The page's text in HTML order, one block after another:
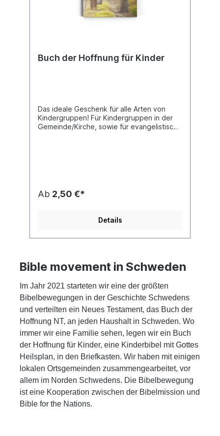
Partager l'Évangile de Jésus est une
excellente ressource pour les personnes
Buch der Hoffnung für Kinder
Das ideale Geschenk für alle Arten von
Kindergruppen! Für Kindergruppen in der
Gemeinde/Kirche, sowie für evangelistische
Jesaja über den kommenden Messias.
Jesus: wer er war, was er tat und was er
lehrte (Gleichnisse), sein Tod und seine
ausgeführt. Dazu gibt es ausgewählte
Es hat 144 Seiten. „Das Buch von Jesus“
eignet sich für Kinder von 6 bis 13 Jahren.
Auch für Teenager oder Erwachsene, die
Schwierigkeiten mit dem Lesen haben, ist
das Buch geeignet. Für Menschen mit einer
geistigen Behinderung ist es ein
hervorragendes Hilfsmittel, das Evangelium
von Jesus zu erzählen.
Ab 2,50 €*
Details
Bible movement in Schweden
Im Jahr 2021 starteten wir eine der größten
Bibelbewegungen in der Geschichte Schwedens
und verteilten ein Neues Testament, das Buch der
Hoffnung NT, an jeden Haushalt in Schweden. Wo
immer wir eine Familie sehen, legen wir ein Buch
der Hoffnung für Kinder, eine Kinderbibel mit Gottes
Heilsplan, in den Briefkasten. Wir haben mit einigen
lokalen Ortsgemeinden zusammengearbeitet, vor
allem im Norden Schwedens. Die Bibelbewegung
ist eine Kooperation zwischen der Bibelmission und
Bible for the Nations.